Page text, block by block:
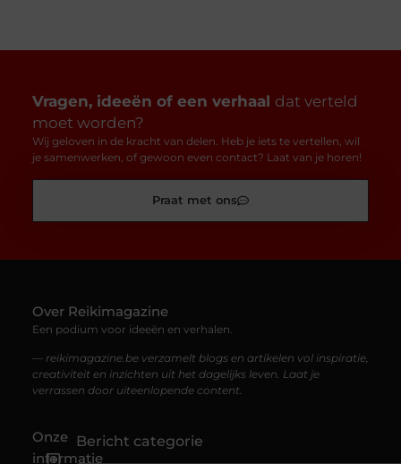
Vragen, ideeën of een verhaal dat verteld
moet worden?
Wij geloven in de kracht van delen. Heb je iets te vertellen, wil
je samenwerken, of gewoon even contact? Laat van je horen!
Praat met ons
Over Reikimagazine
Een podium voor ideeën en verhalen.
— reikimagazine.be verzamelt blogs en artikelen vol inspiratie,
creativiteit en inzichten uit het dagelijks leven. Laat je
verrassen door uiteenlopende content.
Onze
informatie
Bericht categorie